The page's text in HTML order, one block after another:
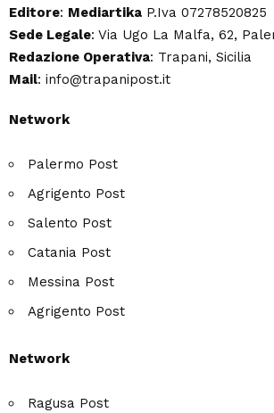
Editore: Mediartika P.Iva 07278520825
Sede Legale: Via Ugo La Malfa, 62,
Redazione Operativa: Trapani, Sicilia
Mail: info@trapanipost.it
Network
Palermo Post
Agrigento Post
Salento Post
Catania Post
Messina Post
Agrigento Post
Network
Ragusa Post